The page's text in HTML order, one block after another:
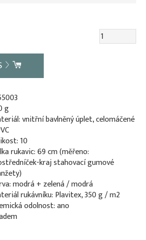
g
vnitřní bavlněný úplet, celomáčené
10
rukavic: 69 cm (měřeno:
kraj stahovací gumové
modrá + zelená / modrá
rukávníku: Plavitex, 350 g / m2
odolnost: ano